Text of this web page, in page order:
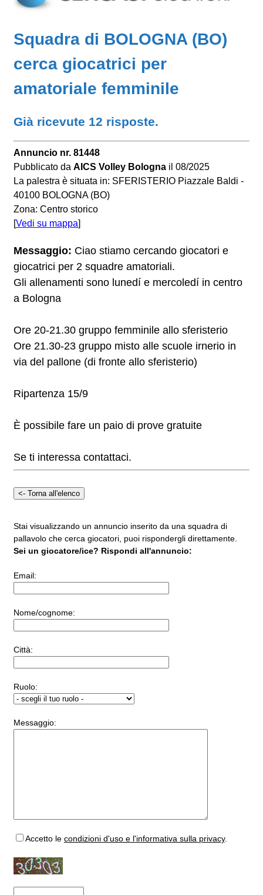
Squadra di BOLOGNA (BO)
cerca giocatrici per
amatoriale femminile
Già ricevute 12 risposte.
Annuncio nr. 81448
Pubblicato da AICS Volley Bologna il 08/2025
La palestra è situata in: SFERISTERIO Piazzale Baldi -
40100 BOLOGNA (BO)
Zona: Centro storico
[Vedi su mappa]
Messaggio: Ciao stiamo cercando giocatori e
giocatrici per 2 squadre amatoriali.
Gli allenamenti sono lunedí e mercoledí in centro
a Bologna
Ore 20-21.30 gruppo femminile allo sferisterio
Ore 21.30-23 gruppo misto alle scuole irnerio in
via del pallone (di fronte allo sferisterio)
Ripartenza 15/9
È possibile fare un paio di prove gratuite
Se ti interessa contattaci.
Stai visualizzando un annuncio inserito da una squadra di
pallavolo che cerca giocatori, puoi rispondergli direttamente.
Sei un giocatore/ice? Rispondi all'annuncio:
Email:
Nome/cognome:
Città:
Ruolo:
Messaggio:
Accetto le condizioni d'uso e l'informativa sulla privacy.